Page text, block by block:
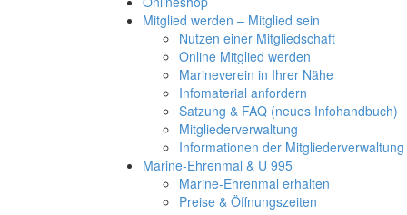
Mitglied werden – Mitglied sein
Nutzen einer Mitgliedschaft
Online Mitglied werden
Marineverein in Ihrer Nähe
Infomaterial anfordern
Satzung & FAQ (neues Infohandbuch)
Mitgliederverwaltung
Informationen der Mitgliederverwaltung
Marine-Ehrenmal & U 995
Marine-Ehrenmal erhalten
Preise & Öffnungszeiten